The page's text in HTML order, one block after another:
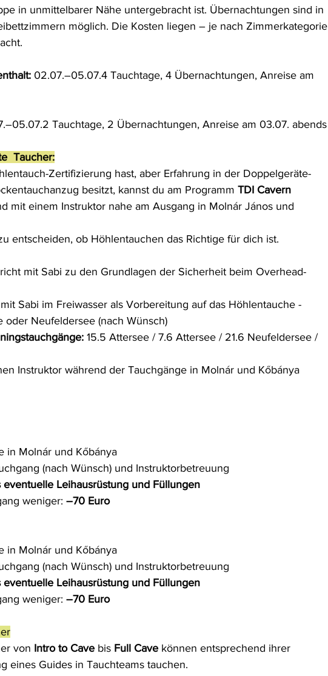
in unmittelbarer Nähe untergebracht ist. Übernachtungen sind in
möglich. Die Kosten liegen – je nach Zimmerkategorie
02.07.–05.07.4 Tauchtage, 4 Übernachtungen, Anreise am
Tauchtage, 2 Übernachtungen, Anreise am 03.07. abends
Taucher:
Zertifizierung hast, aber Erfahrung in der Doppelgeräte-
besitzt, kannst du am Programm TDI Cavern
mit einem Instruktor nahe am Ausgang in Molnár János und
entscheiden, ob Höhlentauchen das Richtige für dich ist.
mit Sabi zu den Grundlagen der Sicherheit beim Overhead-
Sabi im Freiwasser als Vorbereitung auf das Höhlentauche -
oder Neufeldersee (nach Wünsch)
15.5 Attersee / 7.6 Attersee / 21.6 Neufeldersee /
Instruktor während der Tauchgänge in Molnár und Kőbánya
in Molnár und Kőbánya
(nach Wünsch) und Instruktorbetreuung
eventuelle Leihausrüstung und Füllungen
weniger: –70 Euro
in Molnár und Kőbánya
(nach Wünsch) und Instruktorbetreuung
eventuelle Leihausrüstung und Füllungen
weniger: –70 Euro
von Intro to Cave bis Full Cave können entsprechend ihrer
eines Guides in Tauchteams tauchen.